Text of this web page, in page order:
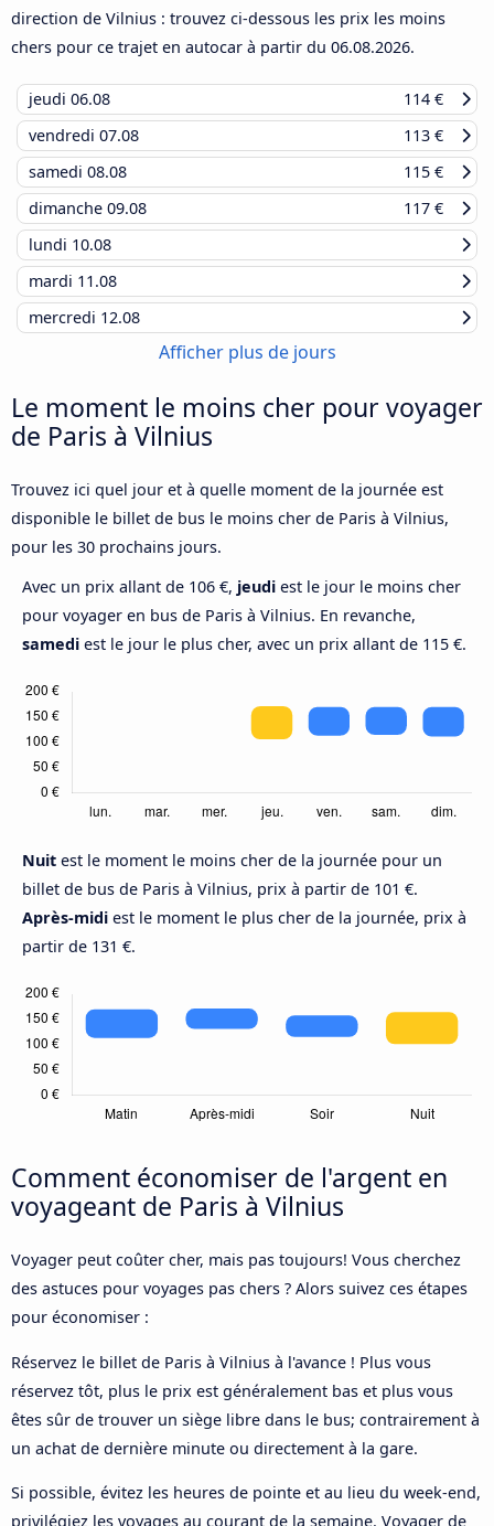
direction de Vilnius : trouvez ci-dessous les prix les moins
chers pour ce trajet en autocar à partir du 06.08.2026.
jeudi 06.08
114 €
vendredi 07.08
113 €
samedi 08.08
115 €
dimanche 09.08
117 €
lundi 10.08
mardi 11.08
mercredi 12.08
Afficher plus de jours
Le moment le moins cher pour voyager
de Paris à Vilnius
Trouvez ici quel jour et à quelle moment de la journée est
disponible le billet de bus le moins cher de Paris à Vilnius,
pour les 30 prochains jours.
Avec un prix allant de 106 €, jeudi est le jour le moins cher
pour voyager en bus de Paris à Vilnius. En revanche,
samedi est le jour le plus cher, avec un prix allant de 115 €.
Nuit est le moment le moins cher de la journée pour un
billet de bus de Paris à Vilnius, prix à partir de 101 €.
Après-midi est le moment le plus cher de la journée, prix à
partir de 131 €.
Comment économiser de l'argent en
voyageant de Paris à Vilnius
Voyager peut coûter cher, mais pas toujours! Vous cherchez
des astuces pour voyages pas chers ? Alors suivez ces étapes
pour économiser :
Réservez le billet de Paris à Vilnius à l'avance ! Plus vous
réservez tôt, plus le prix est généralement bas et plus vous
êtes sûr de trouver un siège libre dans le bus; contrairement à
un achat de dernière minute ou directement à la gare.
Si possible, évitez les heures de pointe et au lieu du week-end,
privilégiez les voyages au courant de la semaine. Voyager de